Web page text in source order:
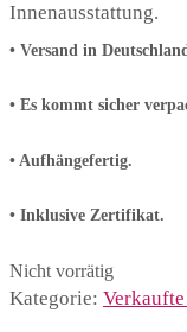
Innenausstattung.
• Versand in
• Es kommt sicher
• Aufhängefertig.
• Inklusive Zertifikat.
Nicht vorrätig
Kategorie: